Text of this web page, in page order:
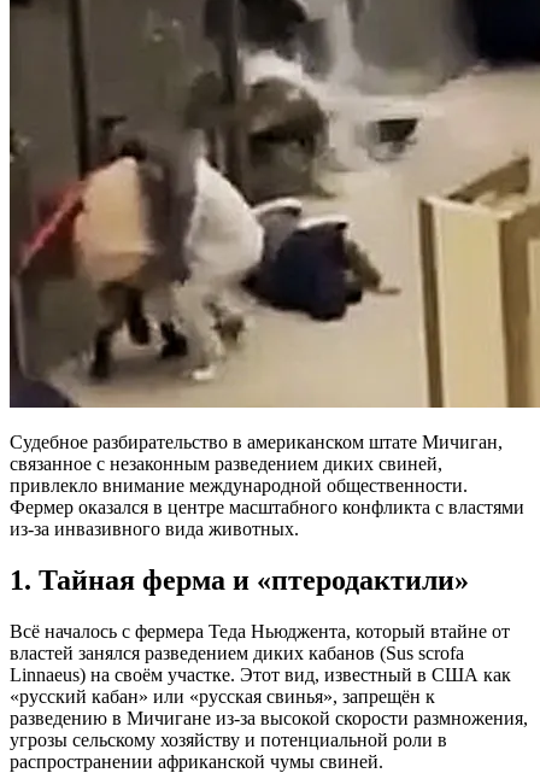
Судебное разбирательство в американском штате Мичиган,
связанное с незаконным разведением диких свиней,
привлекло внимание международной общественности.
Фермер оказался в центре масштабного конфликта с властями
из-за инвазивного вида животных.
1. Тайная ферма и «птеродактили»
Всё началось с фермера Теда Ньюджента, который втайне от
властей занялся разведением диких кабанов (Sus scrofa
Linnaeus) на своём участке. Этот вид, известный в США как
«русский кабан» или «русская свинья», запрещён к
разведению в Мичигане из-за высокой скорости размножения,
угрозы сельскому хозяйству и потенциальной роли в
распространении африканской чумы свиней.